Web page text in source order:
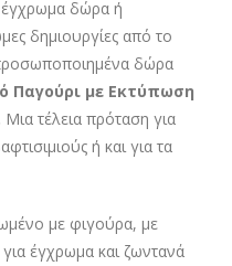
έγχρωμα δώρα ή
δημιουργίες από το
δώρα
Παγούρι με Εκτύπωση
Μια τέλεια πρόταση για
ή και για τα
με φιγούρα, με
έγχρωμα και ζωντανά